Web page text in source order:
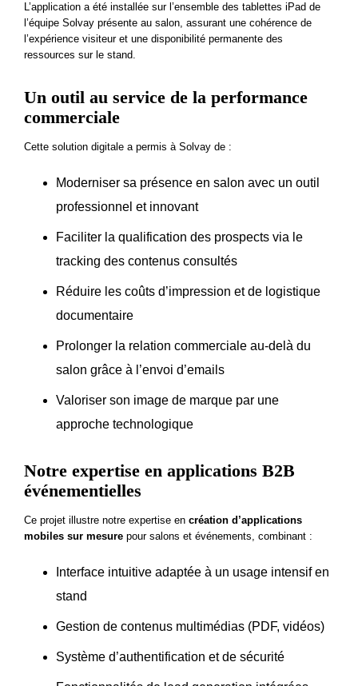
L’application a été installée sur l’ensemble des tablettes iPad de
l’équipe Solvay présente au salon, assurant une cohérence de
l’expérience visiteur et une disponibilité permanente des
ressources sur le stand.
Un outil au service de la performance
commerciale
Cette solution digitale a permis à Solvay de :
Moderniser sa présence en salon avec un outil
professionnel et innovant
Faciliter la qualification des prospects via le
tracking des contenus consultés
Réduire les coûts d’impression et de logistique
documentaire
Prolonger la relation commerciale au-delà du
salon grâce à l’envoi d’emails
Valoriser son image de marque par une
approche technologique
Notre expertise en applications B2B
événementielles
Ce projet illustre notre expertise en création d’applications
mobiles sur mesure pour salons et événements, combinant :
Interface intuitive adaptée à un usage intensif en
stand
Gestion de contenus multimédias (PDF, vidéos)
Système d’authentification et de sécurité